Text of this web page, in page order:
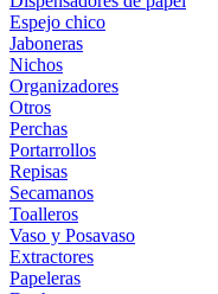
Espejo chico
Jaboneras
Nichos
Organizadores
Otros
Perchas
Portarrollos
Repisas
Secamanos
Toalleros
Vaso y Posavaso
Extractores
Papeleras